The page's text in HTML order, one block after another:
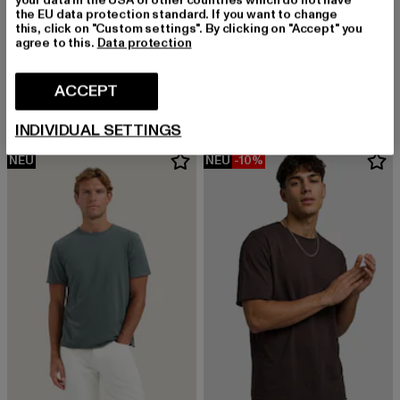
DSTREZZED
Mc Queen
EUR 35,99
Derzeitiger Preis: EUR 35,99
EUR 39,99
NEU NEU -10%
the EU data protection standard. If you want to change
this, click on "Custom settings". By clicking on "Accept" you
agree to this. Data protection
ACCEPT
INDIVIDUAL SETTINGS